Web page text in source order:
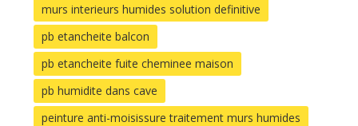
murs interieurs humides solution definitive
pb etancheite balcon
pb etancheite fuite cheminee maison
pb humidite dans cave
peinture anti-moisissure traitement murs humides